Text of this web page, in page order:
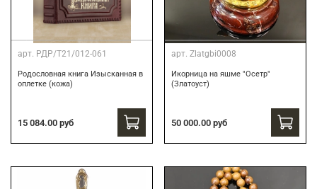
арт. РДР/Т21/012-061
Родословная книга Изысканная в
оплетке (кожа)
15 084.00 руб
арт. Zlatgbi0008
Икорница на яшме "Осетр"
(Златоуст)
50 000.00 руб